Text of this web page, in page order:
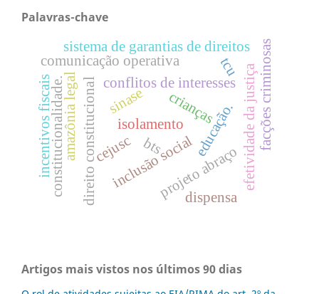
Palavras-chave
direito constitucional isolamento
inclusão social
educação.
projeto abraçoefetividade da justiça
cejusc
conflitos de interesses facções criminosas
crianças
sistema de garantias de direitos
sinase
comunicação operativa
amazônia legal
constitucionalidade. bts
dispensa
incentivos fiscais
tcu
Artigos mais vistos nos últimos 90 dias